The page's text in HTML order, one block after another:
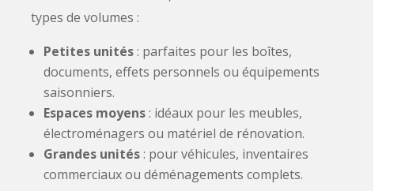
types de volumes :
Petites unités: parfaites pour les boîtes,
documents, effets personnels ou équipements
saisonniers.
Espaces moyens: idéaux pour les meubles,
électroménagers ou matériel de rénovation.
Grandes unités: pour véhicules, inventaires
commerciaux ou déménagements complets.